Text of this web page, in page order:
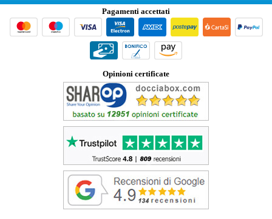
Pagamenti accettati
Opinioni certificate